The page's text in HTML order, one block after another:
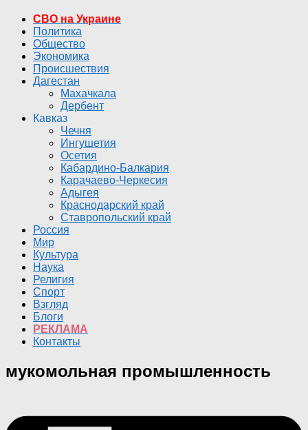
СВО на Украине
Политика
Общество
Экономика
Происшествия
Дагестан
Махачкала
Дербент
Кавказ
Чечня
Ингушетия
Осетия
Кабардино-Балкария
Карачаево-Черкесия
Адыгея
Краснодарский край
Ставропольский край
Россия
Мир
Культура
Наука
Религия
Спорт
Взгляд
Блоги
РЕКЛАМА
Контакты
мукомольная промышленность